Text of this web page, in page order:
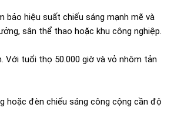
bảo hiệu suất chiếu sáng mạnh mẽ và
sân thể thao hoặc khu công nghiệp.
Với tuổi thọ 50.000 giờ và vỏ nhôm tản
hoặc đèn chiếu sáng công cộng cần độ